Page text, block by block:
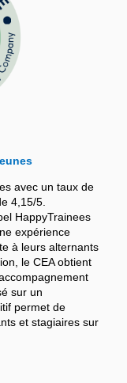
avec un taux de
4,15/5.
HappyTrainees
expérience
à leurs alternants
le CEA obtient
sur un
permet de
et stagiaires sur